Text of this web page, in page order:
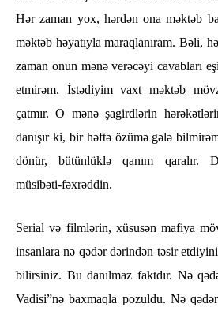
Hər zaman yox, hərdən ona məktəb
məktəb həyatıyla maraqlanıram. Bəli,
zaman onun mənə verəcəyi cavabları
etmirəm. İstədiyim vaxt məktəb
çatmır. O mənə şagirdlərin
danışır ki, bir həftə özümə gələ
dönür, bütünlüklə qanım qaralır.
müsibəti-fəxrəddin.
Serial və filmlərin, xüsusən mafiya
insanlara nə qədər dərindən təsir
bilirsiniz. Bu danılmaz faktdır. Nə
Vadisi”nə baxmaqla pozuldu. Nə